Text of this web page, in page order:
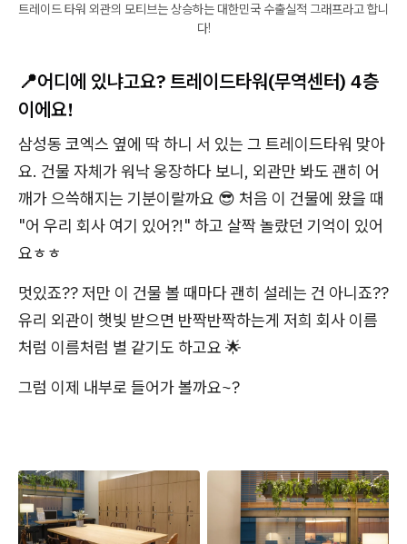
트레이드 타워 외관의 모티브는 상승하는 대한민국 수출실적 그래프라고 합니
다!
📍어디에 있냐고요? 트레이드타워(무역센터) 4층
이에요!
삼성동 코엑스 옆에 딱 하니 서 있는 그 트레이드타워 맞아
요. 건물 자체가 워낙 웅장하다 보니, 외관만 봐도 괜히 어
깨가 으쓱해지는 기분이랄까요 😎 처음 이 건물에 왔을 때
"어 우리 회사 여기 있어?!" 하고 살짝 놀랐던 기억이 있어
요ㅎㅎ
멋있죠?? 저만 이 건물 볼 때마다 괜히 설레는 건 아니죠??
유리 외관이 햇빛 받으면 반짝반짝하는게 저희 회사 이름
처럼 이름처럼 별 같기도 하고요 🌟
그럼 이제 내부로 들어가 볼까요~?